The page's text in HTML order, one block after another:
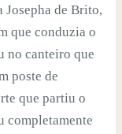
de Brito,
que conduzia o
no canteiro que
poste de
que partiu o
completamente